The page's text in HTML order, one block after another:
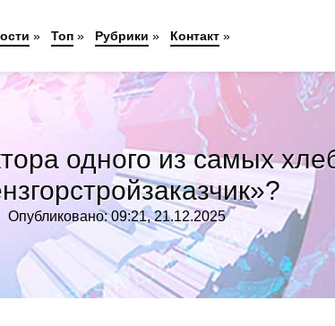
одного из самых
Опубликовано: 09:21, 21.12.2025
» Топ » Рубрики » Контакт »